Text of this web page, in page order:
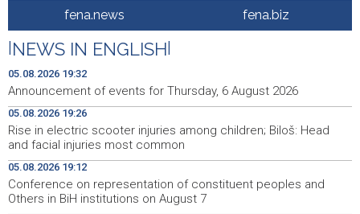
Helez i komandant NATO štaba u Sarajevu Fowler
posjetili Bugojno
06:50
Izložba luksuznih i sportskih automobila - A Driving Force
danas na Vilsonovom šetalištu
Duge kolone vozila na izlazu iz BiH na graničnim
prelazima Velika Kladuša, Gradina i Orašje
06:50 Najave događaja za 6. 8. 2026. godine (četvrtak)
21:01
Vlada Srbije: Nema opasnosti od nestašica struje i
vode, riječni promet ugrožen
fena.news fena.biz
NEWS IN ENGLISH
05.08.2026 19:32
Announcement of events for Thursday, 6 August 2026
05.08.2026 19:26
Rise in electric scooter injuries among children; Biloš: Head
and facial injuries most common
05.08.2026 19:12
Conference on representation of constituent peoples and
Others in BiH institutions on August 7